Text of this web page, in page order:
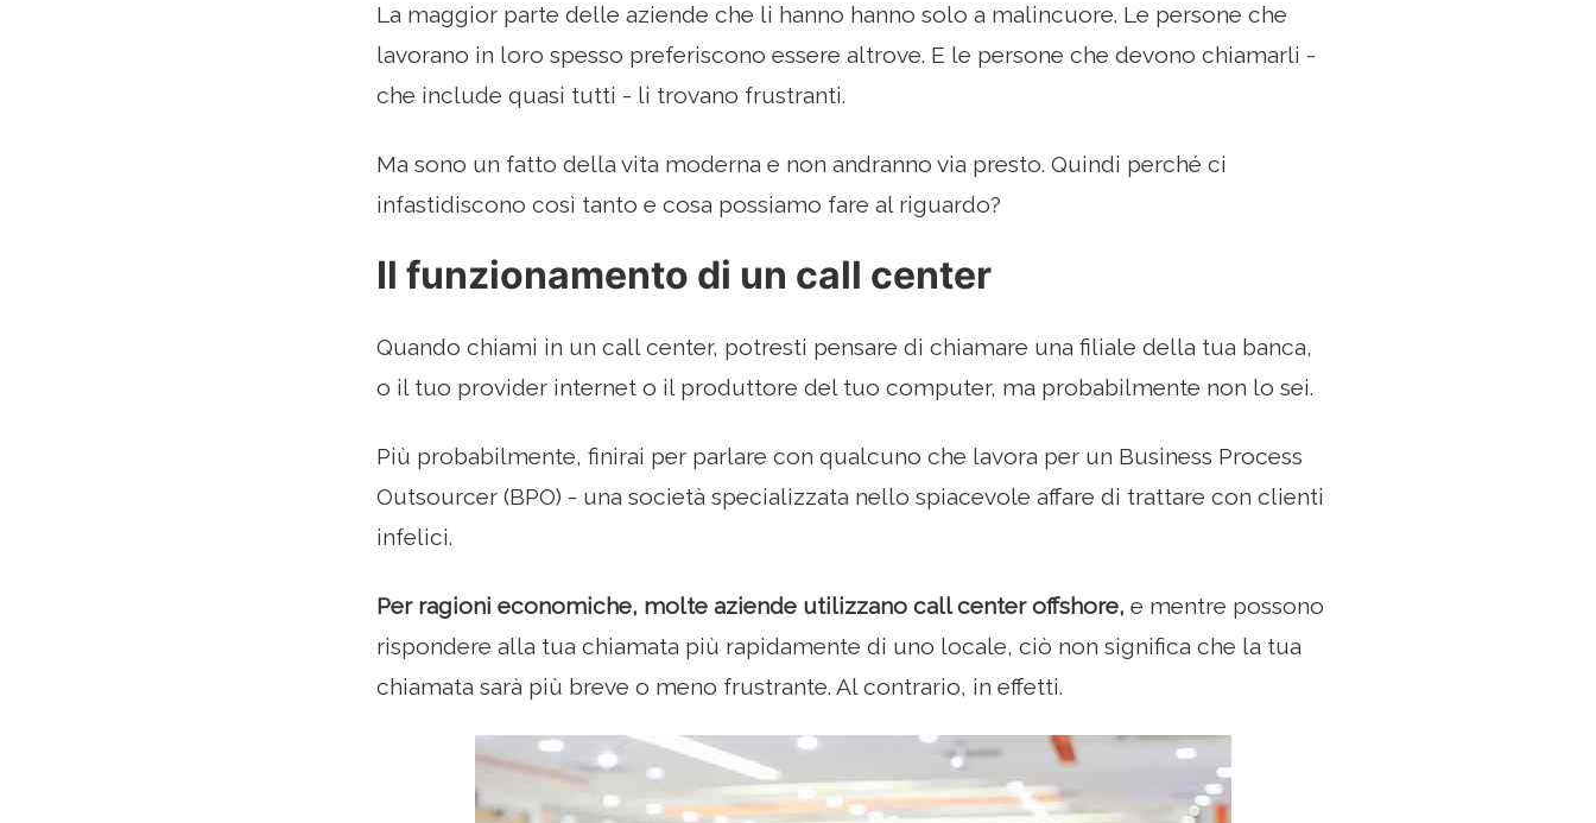
La maggior parte delle aziende che li hanno hanno solo a malincuore. Le persone che
lavorano in loro spesso preferiscono essere altrove. E le persone che devono chiamarli -
che include quasi tutti - li trovano frustranti.
Ma sono un fatto della vita moderna e non andranno via presto. Quindi perché ci
infastidiscono così tanto e cosa possiamo fare al riguardo?
Il funzionamento di un call center
Quando chiami in un call center, potresti pensare di chiamare una filiale della tua banca,
o il tuo provider internet o il produttore del tuo computer, ma probabilmente non lo sei.
Più probabilmente, finirai per parlare con qualcuno che lavora per un Business Process
Outsourcer (BPO) - una società specializzata nello spiacevole affare di trattare con clienti
infelici.
Per ragioni economiche, molte aziende utilizzano call center offshore, e mentre possono
rispondere alla tua chiamata più rapidamente di uno locale, ciò non significa che la tua
chiamata sarà più breve o meno frustrante. Al contrario, in effetti.